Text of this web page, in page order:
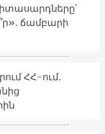
ճամբարի
ՀՀ-ում․